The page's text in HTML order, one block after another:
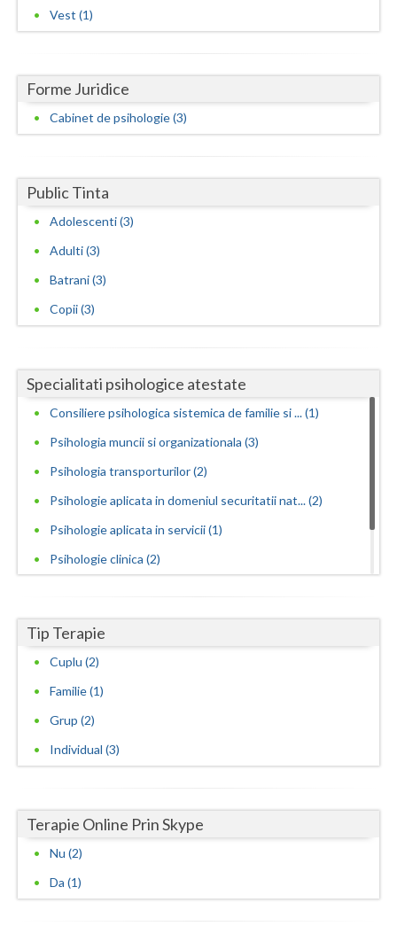
Vest (1)
Forme Juridice
Cabinet de psihologie (3)
Public Tinta
Adolescenti (3)
Adulti (3)
Batrani (3)
Copii (3)
Specialitati psihologice atestate
Consiliere psihologica sistemica de familie si ... (1)
Psihologia muncii si organizationala (3)
Psihologia transporturilor (2)
Psihologie aplicata in domeniul securitatii nat... (2)
Psihologie aplicata in servicii (1)
Psihologie clinica (2)
Psihoterapie sistemica de familie si cuplu (1)
Tip Terapie
Cuplu (2)
Familie (1)
Grup (2)
Individual (3)
Terapie Online Prin Skype
Nu (2)
Da (1)